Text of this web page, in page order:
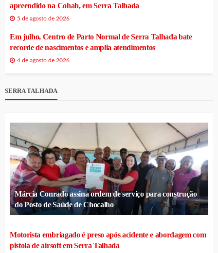
apreendido na Cohab, em Serra Talhada
5 de agosto de 2026
Em julho, Centro de Parto Normal de Serra Talhada bate
recorde de nascimentos e amplia atendimentos
4 de agosto de 2026
SERRA TALHADA
Márcia Conrado assina ordem de serviço para construção
do Posto de Saúde de Chocalho
Motorista embriagado é preso após acidente e abordagem com
pistola de airsoft em Serra Talhada